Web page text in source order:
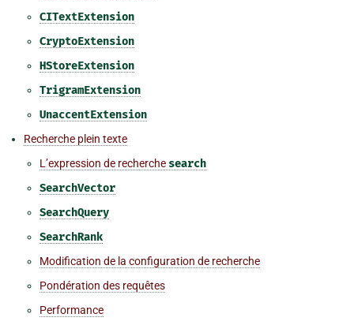
CITextExtension
CryptoExtension
HStoreExtension
TrigramExtension
UnaccentExtension
Recherche plein texte
L’expression de recherche search
SearchVector
SearchQuery
SearchRank
Modification de la configuration de recherche
Pondération des requêtes
Performance